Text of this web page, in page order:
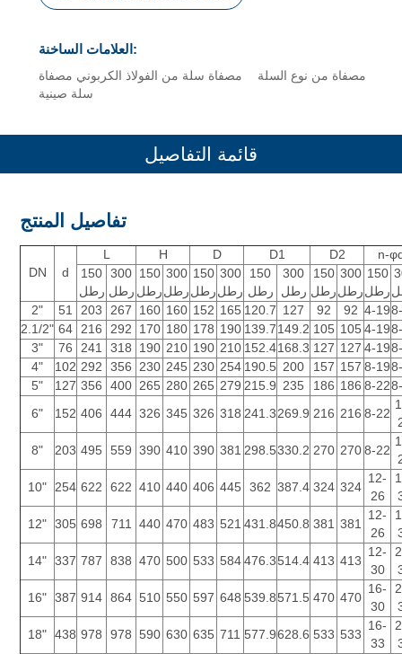
العلامات الساخنة:
مصفاة من نوع السلة مصفاة سلة من الفولاذ الكربوني مصفاة
سلة صينية
قائمة التفاصيل
تفاصيل المنتج
DN d
H D D1 D2
n-
150
رطل
300
رطل
150
رطل
300
رطل
150
رطل
300
رطل
150
رطل
300
رطل
150
رطل
300
رطل
150
رطل
2"
51 203 267 160 160 152 165 120.7 127 92 92 4-19
2.1/2" 64 216 292 170 180 178 190 139.7 149.2 105 105 4-19
3"
76 241 318 190 210 190 210 152.4168.3 127 127 4-19
4"
102 292 356 230 245 230 254 190.5 200 157 157 8-19
5"
127 356 400 265 280 265 279 215.9 235 186 186 8-22
6" 152 406 444 326 345 326 318 241.3 269.9 216 216 8-22
8" 203 495 559 390 410 390 381 298.5330.2 270 270 8-22
10" 254 622 622 410 440 406 445 362 387.4 324 324
12-
26
12" 305 698 711 440 470 483 521 431.8450.8 381 381
12-
26
14" 337 787 838 470 500 533 584 476.3514.4 413 413
12-
30
16" 387 914 864 510 550 597 648 539.8571.5 470 470
16-
30
18" 438 978 978 590 630 635 711 577.9628.6 533 533
16-
33